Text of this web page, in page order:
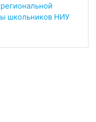
школьников НИУ